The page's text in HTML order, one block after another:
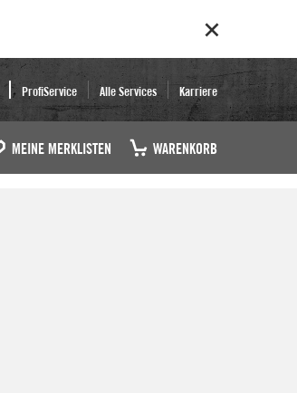
ProfiService Alle Services Karriere
MEINE MERKLISTEN WARENKORB